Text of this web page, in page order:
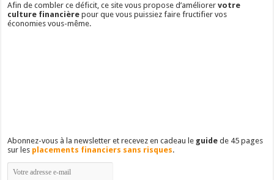
Afin de combler ce déficit, ce site vous propose d’améliorervotre
culture financière pour que vous puissiez faire fructifier vos
économies vous-même.
Abonnez-vous à la newsletter et recevez en cadeau le guide de 45 pages
sur les placements financiers sans risques.